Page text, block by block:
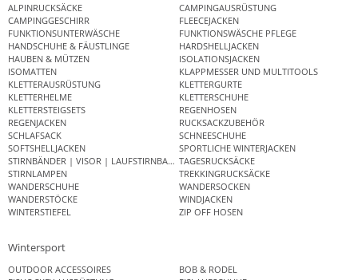
ALPINRUCKSÄCKE
CAMPINGAUSRÜSTUNG
CAMPINGGESCHIRR
FLEECEJACKEN
FUNKTIONSUNTERWÄSCHE
FUNKTIONSWÄSCHE PFLEGE
HANDSCHUHE & FÄUSTLINGE
HARDSHELLJACKEN
HAUBEN & MÜTZEN
ISOLATIONSJACKEN
ISOMATTEN
KLAPPMESSER UND MULTITOOLS
KLETTERAUSRÜSTUNG
KLETTERGURTE
KLETTERHELME
KLETTERSCHUHE
KLETTERSTEIGSETS
REGENHOSEN
REGENJACKEN
RUCKSACKZUBEHÖR
SCHLAFSACK
SCHNEESCHUHE
SOFTSHELLJACKEN
SPORTLICHE WINTERJACKEN
STIRNBÄNDER | VISOR | LAUFSTIRNBANDTAGESRUCKSÄCKE
STIRNLAMPEN
TREKKINGRUCKSÄCKE
WANDERSCHUHE
WANDERSOCKEN
WANDERSTÖCKE
WINDJACKEN
WINTERSTIEFEL
ZIP OFF HOSEN
Wintersport
OUTDOOR ACCESSOIRES
BOB & RODEL